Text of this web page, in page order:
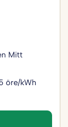
Mitt
öre/kWh